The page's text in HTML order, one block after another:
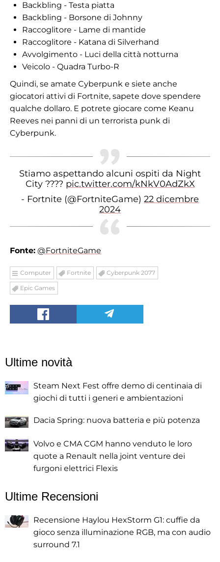
Backbling - Testa piatta
Backbling - Borsone di Johnny
Raccoglitore - Lame di mantide
Raccoglitore - Katana di Silverhand
Avvolgimento - Luci della città notturna
Veicolo - Quadra Turbo-R
Quindi, se amate Cyberpunk e siete anche
giocatori attivi di Fortnite, sapete dove spendere
qualche dollaro. E potrete giocare come Keanu
Reeves nei panni di un terrorista punk di
Cyberpunk.
Stiamo aspettando alcuni ospiti da Night
City ???? pic.twitter.com/kNkV0AdZkX
- Fortnite (@FortniteGame) 22 dicembre
2024
Fonte: @FortniteGame
Computer Fortnite Cyberpunk 2077
Epic Games
Ultime novità
Steam Next Fest offre demo di centinaia di
giochi di tutti i generi e ambientazioni
Dacia Spring: nuova batteria e più potenza
Volvo e CMA CGM hanno venduto le loro
quote a Renault nella joint venture dei
furgoni elettrici Flexis
Ultime Recensioni
Recensione Haylou HexStorm G1: cuffie da
gioco senza illuminazione RGB, ma con audio
surround 7.1